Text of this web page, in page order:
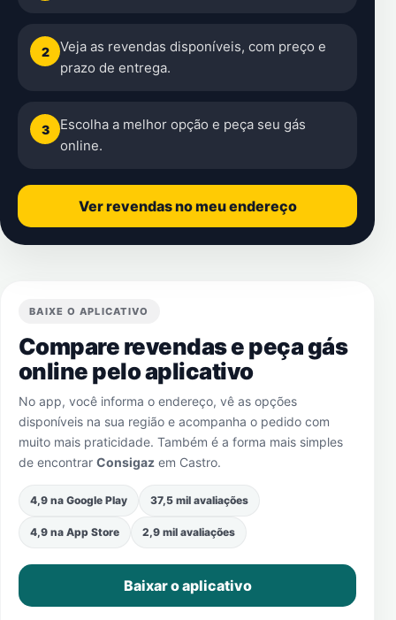
2
Veja as revendas disponíveis, com preço e
prazo de entrega.
3
Escolha a melhor opção e peça seu gás
online.
Ver revendas no meu endereço
BAIXE O APLICATIVO
Compare revendas e peça gás
online pelo aplicativo
No app, você informa o endereço, vê as opções
disponíveis na sua região e acompanha o pedido com
muito mais praticidade. Também é a forma mais simples
de encontrar Consigaz em Castro.
4,9 na Google Play 37,5 mil avaliações
4,9 na App Store 2,9 mil avaliações
Baixar o aplicativo